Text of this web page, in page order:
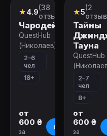
Квест
★4.9(38
отзывов)
Чародей
QuestHub
(Николаев)
2–6
чел
18+
от
600 ₴
за
О квесте
Квест
★5(2
Тайны
Тауна
QuestHub
2–7
чел
8+
от
600 ₴
за